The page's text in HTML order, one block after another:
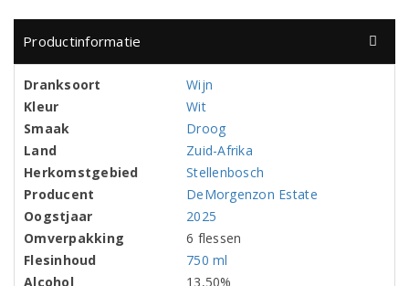
Productinformatie
Dranksoort
Wijn
Kleur
Wit
Smaak
Droog
Land
Zuid-Afrika
Herkomstgebied
Stellenbosch
Producent
DeMorgenzon Estate
Oogstjaar
2025
Omverpakking
6 flessen
Flesinhoud
750 ml
Alcohol
13,50%